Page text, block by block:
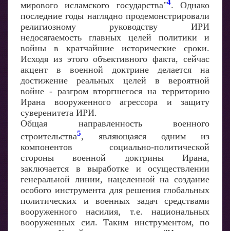
мирового исламского государства"4. Однако
последние годы наглядно продемонстрировали
религиозному руководству ИРИ
недосягаемость главных целей политики и
войны в кратчайшие исторические сроки.
Исходя из этого объективного факта, сейчас
акцент в военной доктрине делается на
достижение реальных целей в вероятной
войне - разгром вторгшегося на территорию
Ирана вооруженного агрессора и защиту
суверенитета ИРИ.
Общая направленность военного
строительства5, являющаяся одним из
компонентов социально-политической
стороны военной доктрины Ирана,
заключается в выработке и осуществлении
генеральной линии, нацеленной на создание
особого инструмента для решения глобальных
политических и военных задач средствами
вооруженного насилия, т.е. национальных
вооруженных сил. Таким инструментом, по